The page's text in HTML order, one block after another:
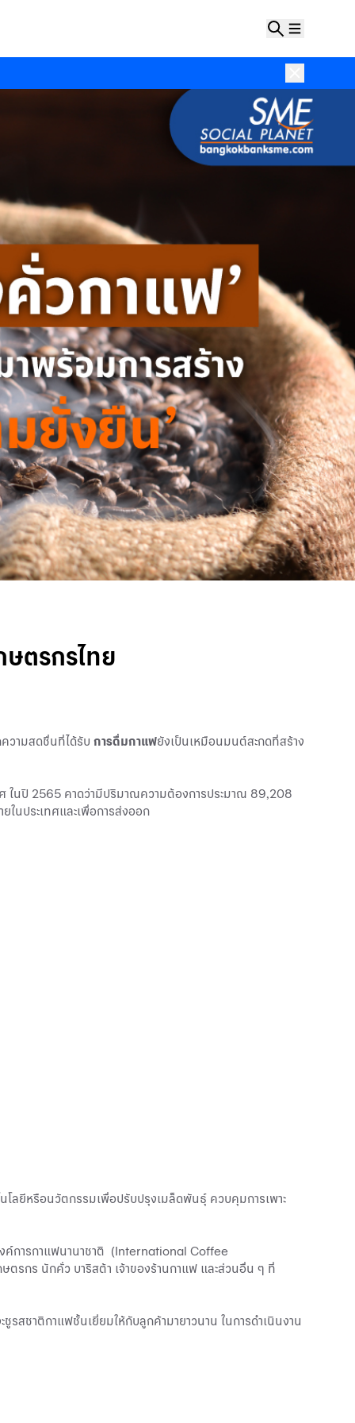
ษตรกรไทย
วามสดชื่นที่ได้รับ การดื่มกาแฟยังเป็นเหมือนมนต์สะกดที่สร้าง
ศ ในปี 2565 คาดว่ามีปริมาณความต้องการประมาณ 89,208
นประเทศและเพื่อการส่งออก
ลยีหรือนวัตกรรมเพื่อปรับปรุงเมล็ดพันธุ์ ควบคุมการเพาะ
การกาแฟนานาชาติ (International Coffee
ตรกร นักคั่ว บาริสต้า เจ้าของร้านกาแฟ และส่วนอื่น ๆ ที่
สชาติกาแฟชั้นเยี่ยมให้กับลูกค้ามายาวนาน ในการดำเนินงาน